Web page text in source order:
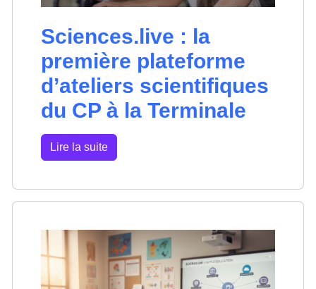
Sciences.live : la
première plateforme
d’ateliers scientifiques
du CP à la Terminale
Lire la suite